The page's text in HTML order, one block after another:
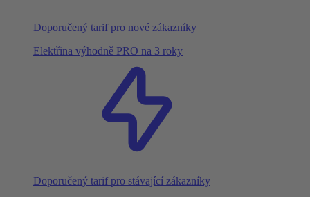
Doporučený tarif pro nové zákazníky
Elektřina výhodně PRO na 3 roky
Doporučený tarif pro stávající zákazníky